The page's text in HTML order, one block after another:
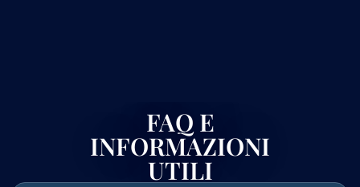
FAQ E
INFORMAZIONI
UTILI